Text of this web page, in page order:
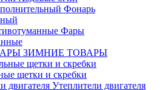
Фонарь
Фары
ЗИМНИЕ ТОВАРЫ
щетки и скребки
Утеплители двигателя